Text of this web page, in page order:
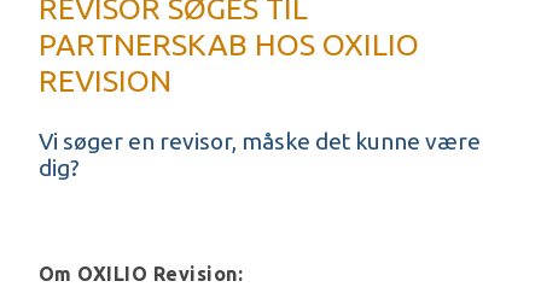
REVISOR SØGES TIL
PARTNERSKAB HOS OXILIO
REVISION
Vi søger en revisor, måske det kunne være
dig?
Om OXILIO Revision: